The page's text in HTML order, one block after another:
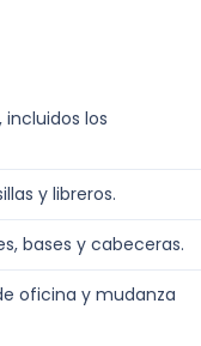
incluidos los
y libreros.
bases y cabeceras.
oficina y mudanza